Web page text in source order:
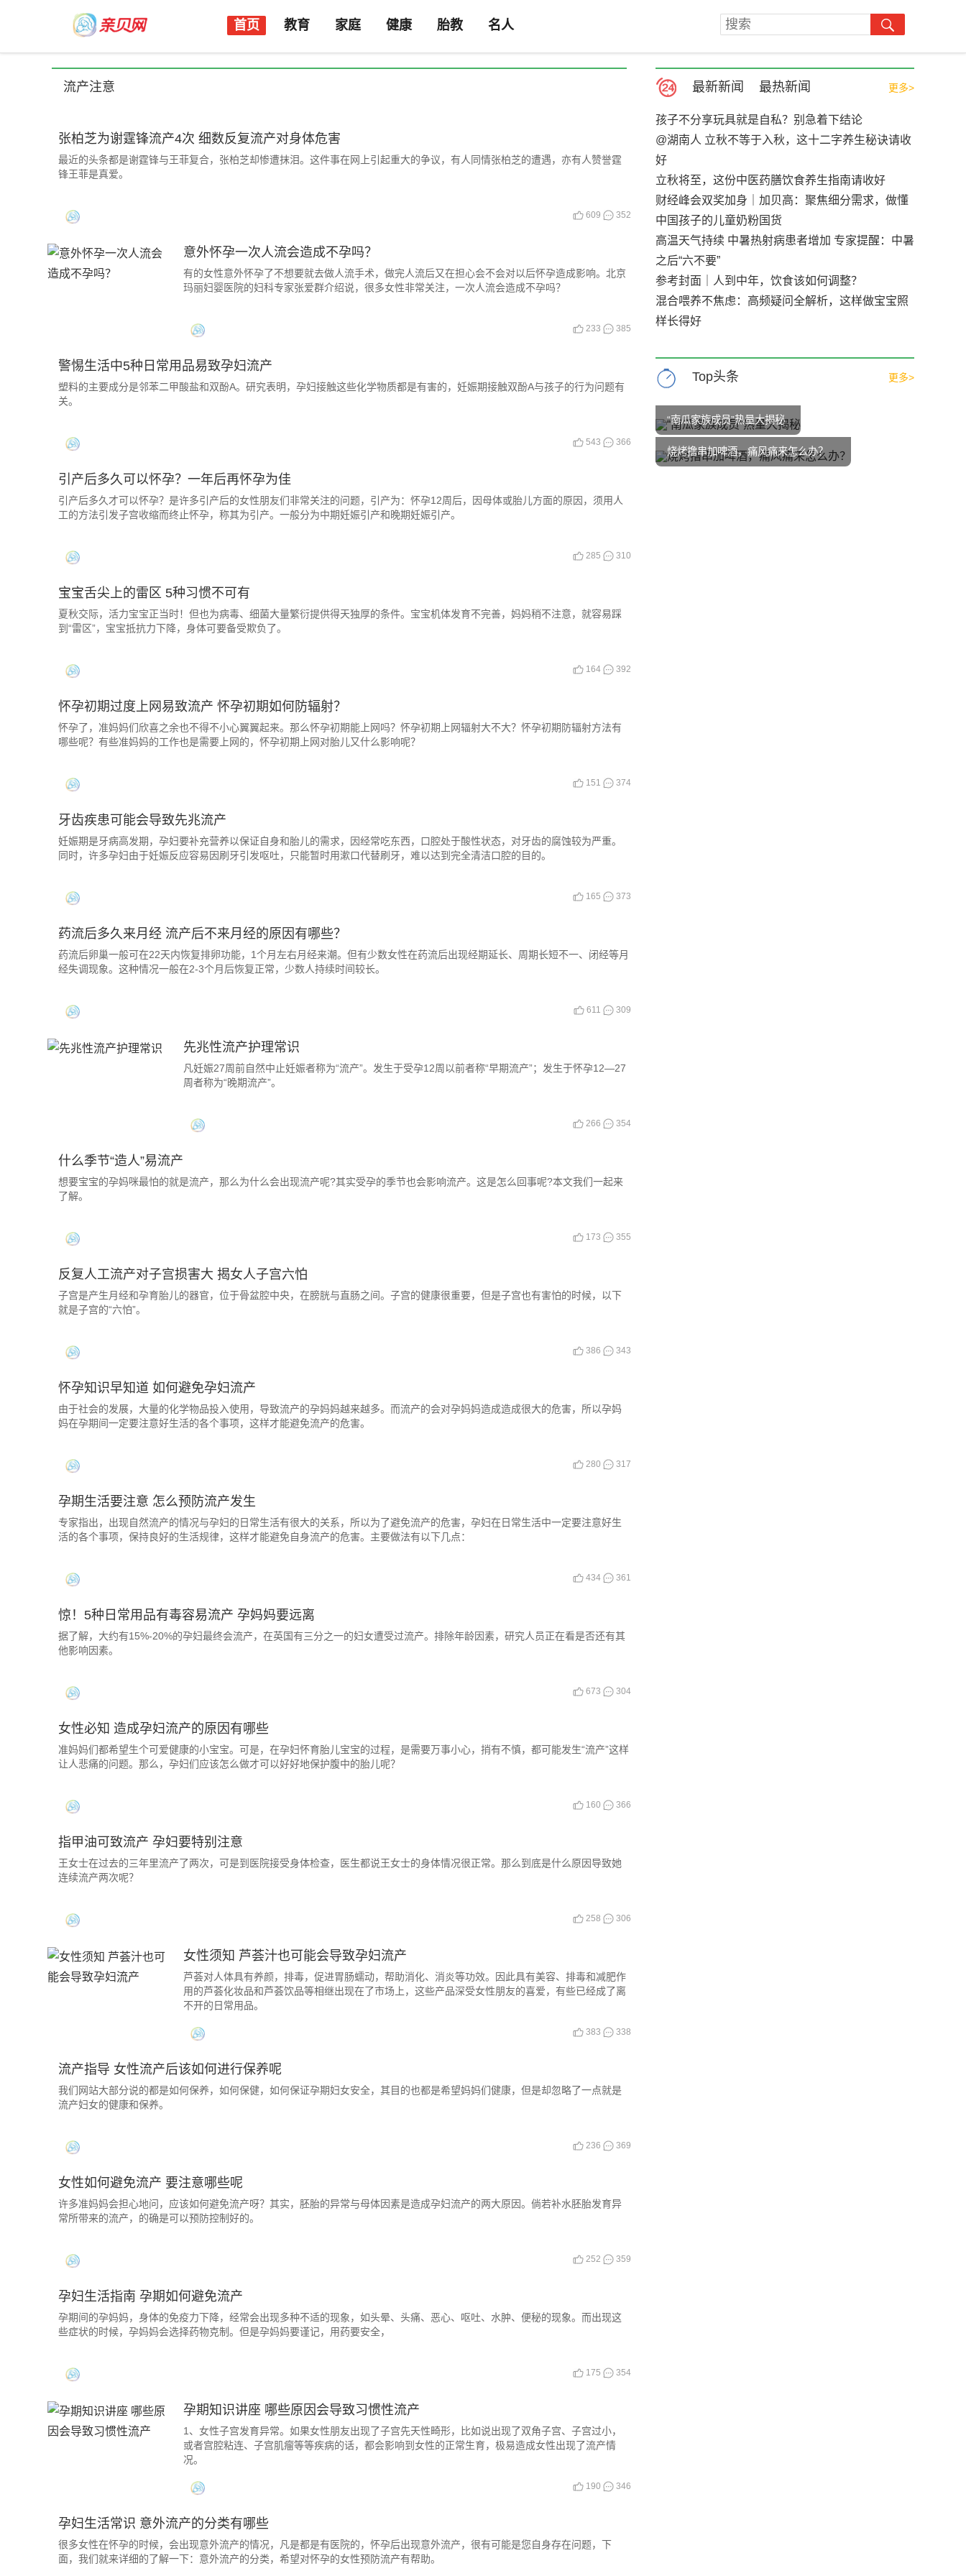
首页 教育 家庭 健康 胎教 名人
流产注意
张柏芝为谢霆锋流产4次 细数反复流产对身体危害
最近的头条都是谢霆锋与王菲复合，张柏芝却惨遭抹泪。这件事在网上引起重大的争议，有人同情张柏芝的遭遇，亦有人赞誉霆
锋王菲是真爱。
609 352
意外怀孕一次人流会造成不孕吗？
有的女性意外怀孕了不想要就去做人流手术，做完人流后又在担心会不会对以后怀孕造成影响。北京
玛丽妇婴医院的妇科专家张爱群介绍说，很多女性非常关注，一次人流会造成不孕吗？
233 385
警惕生活中5种日常用品易致孕妇流产
塑料的主要成分是邻苯二甲酸盐和双酚A。研究表明，孕妇接触这些化学物质都是有害的，妊娠期接触双酚A与孩子的行为问题有
关。
543 366
引产后多久可以怀孕？一年后再怀孕为佳
引产后多久才可以怀孕？是许多引产后的女性朋友们非常关注的问题，引产为：怀孕12周后，因母体或胎儿方面的原因，须用人
工的方法引发子宫收缩而终止怀孕，称其为引产。一般分为中期妊娠引产和晚期妊娠引产。
285 310
宝宝舌尖上的雷区 5种习惯不可有
夏秋交际，活力宝宝正当时！但也为病毒、细菌大量繁衍提供得天独厚的条件。宝宝机体发育不完善，妈妈稍不注意，就容易踩
到“雷区”，宝宝抵抗力下降，身体可要备受欺负了。
164 392
怀孕初期过度上网易致流产 怀孕初期如何防辐射？
怀孕了，准妈妈们欣喜之余也不得不小心翼翼起来。那么怀孕初期能上网吗？怀孕初期上网辐射大不大？怀孕初期防辐射方法有
哪些呢？有些准妈妈的工作也是需要上网的，怀孕初期上网对胎儿又什么影响呢？
151 374
牙齿疾患可能会导致先兆流产
妊娠期是牙病高发期，孕妇要补充营养以保证自身和胎儿的需求，因经常吃东西，口腔处于酸性状态，对牙齿的腐蚀较为严重。
同时，许多孕妇由于妊娠反应容易因刷牙引发呕吐，只能暂时用漱口代替刷牙，难以达到完全清洁口腔的目的。
165 373
药流后多久来月经 流产后不来月经的原因有哪些？
药流后卵巢一般可在22天内恢复排卵功能，1个月左右月经来潮。但有少数女性在药流后出现经期延长、周期长短不一、闭经等月
经失调现象。这种情况一般在2-3个月后恢复正常，少数人持续时间较长。
611 309
先兆性流产护理常识
凡妊娠27周前自然中止妊娠者称为“流产”。发生于受孕12周以前者称“早期流产”；发生于怀孕12—27
周者称为“晚期流产”。
266 354
什么季节“造人”易流产
想要宝宝的孕妈咪最怕的就是流产，那么为什么会出现流产呢?其实受孕的季节也会影响流产。这是怎么回事呢?本文我们一起来
了解。
173 355
反复人工流产对子宫损害大 揭女人子宫六怕
子宫是产生月经和孕育胎儿的器官，位于骨盆腔中央，在膀胱与直肠之间。子宫的健康很重要，但是子宫也有害怕的时候，以下
就是子宫的“六怕”。
386 343
怀孕知识早知道 如何避免孕妇流产
由于社会的发展，大量的化学物品投入使用，导致流产的孕妈妈越来越多。而流产的会对孕妈妈造成造成很大的危害，所以孕妈
妈在孕期间一定要注意好生活的各个事项，这样才能避免流产的危害。
280 317
孕期生活要注意 怎么预防流产发生
专家指出，出现自然流产的情况与孕妇的日常生活有很大的关系，所以为了避免流产的危害，孕妇在日常生活中一定要注意好生
活的各个事项，保持良好的生活规律，这样才能避免自身流产的危害。主要做法有以下几点：
434 361
惊！5种日常用品有毒容易流产 孕妈妈要远离
据了解，大约有15%-20%的孕妇最终会流产，在英国有三分之一的妇女遭受过流产。排除年龄因素，研究人员正在看是否还有其
他影响因素。
673 304
女性必知 造成孕妇流产的原因有哪些
准妈妈们都希望生个可爱健康的小宝宝。可是，在孕妇怀育胎儿宝宝的过程，是需要万事小心，捎有不慎，都可能发生“流产”这样
让人悲痛的问题。那么，孕妇们应该怎么做才可以好好地保护腹中的胎儿呢？
160 366
指甲油可致流产 孕妇要特别注意
王女士在过去的三年里流产了两次，可是到医院接受身体检查，医生都说王女士的身体情况很正常。那么到底是什么原因导致她
连续流产两次呢？
258 306
女性须知 芦荟汁也可能会导致孕妇流产
芦荟对人体具有养颜，排毒，促进胃肠蠕动，帮助消化、消炎等功效。因此具有美容、排毒和减肥作
用的芦荟化妆品和芦荟饮品等相继出现在了市场上，这些产品深受女性朋友的喜爱，有些已经成了离
不开的日常用品。
383 338
流产指导 女性流产后该如何进行保养呢
我们网站大部分说的都是如何保养，如何保健，如何保证孕期妇女安全，其目的也都是希望妈妈们健康，但是却忽略了一点就是
流产妇女的健康和保养。
236 369
女性如何避免流产 要注意哪些呢
许多准妈妈会担心地问，应该如何避免流产呀？其实，胚胎的异常与母体因素是造成孕妇流产的两大原因。倘若补水胚胎发育异
常所带来的流产，的确是可以预防控制好的。
252 359
孕妇生活指南 孕期如何避免流产
孕期间的孕妈妈，身体的免疫力下降，经常会出现多种不适的现象，如头晕、头痛、恶心、呕吐、水肿、便秘的现象。而出现这
些症状的时候，孕妈妈会选择药物克制。但是孕妈妈要谨记，用药要安全，
175 354
孕期知识讲座 哪些原因会导致习惯性流产
1、女性子宫发育异常。如果女性朋友出现了子宫先天性畸形，比如说出现了双角子宫、子宫过小，
或者宫腔粘连、子宫肌瘤等等疾病的话，都会影响到女性的正常生育，极易造成女性出现了流产情
况。
190 346
孕妇生活常识 意外流产的分类有哪些
很多女性在怀孕的时候，会出现意外流产的情况，凡是都是有医院的，怀孕后出现意外流产，很有可能是您自身存在问题，下
面，我们就来详细的了解一下：意外流产的分类，希望对怀孕的女性预防流产有帮助。
最新新闻 最热新闻 更多>
孩子不分享玩具就是自私？别急着下结论
@湖南人 立秋不等于入秋，这十二字养生秘诀请收
好
立秋将至，这份中医药膳饮食养生指南请收好
财经峰会双奖加身｜加贝高：聚焦细分需求，做懂
中国孩子的儿童奶粉国货
高温天气持续 中暑热射病患者增加 专家提醒：中暑
之后“六不要”
参考封面｜人到中年，饮食该如何调整？
混合喂养不焦虑：高频疑问全解析，这样做宝宝照
样长得好
Top头条 更多>
“南瓜家族成员”热量大揭秘
烧烤撸串加啤酒，痛风痛来怎么办？